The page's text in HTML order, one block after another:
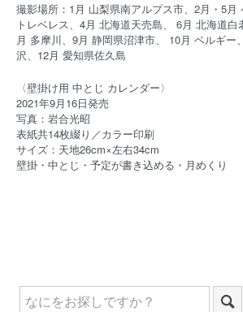
撮影場所：1月 山梨県南アルプス市、2月・5月
トレベレス、4月 北海道天売島、 6月 北海道
月 多摩川、9月 静岡県沼津市、 10月 ベルギー
沢、12月 愛知県佐久島
〈壁掛け用 中とじ カレンダー〉
2021年9月16日発売
写真：岩合光昭
表紙共14枚綴り／カラー印刷
サイズ：天地26cm×左右34cm
壁掛・中とじ・予定が書き込める・月めくり